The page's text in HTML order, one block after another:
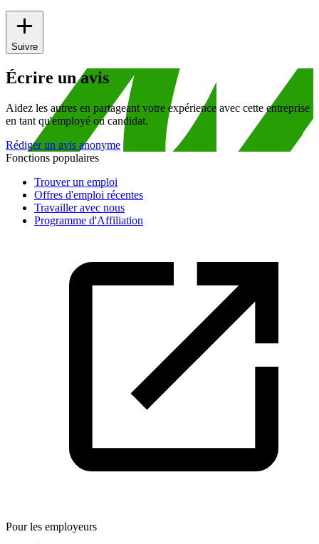
Suivre
Écrire un avis
Aidez les autres en partageant votre expérience avec cette entreprise
en tant qu'employé ou candidat.
Rédiger un avis anonyme
Fonctions populaires
Trouver un emploi
Offres d'emploi récentes
Travailler avec nous
Programme d'Affiliation
Pour les employeurs